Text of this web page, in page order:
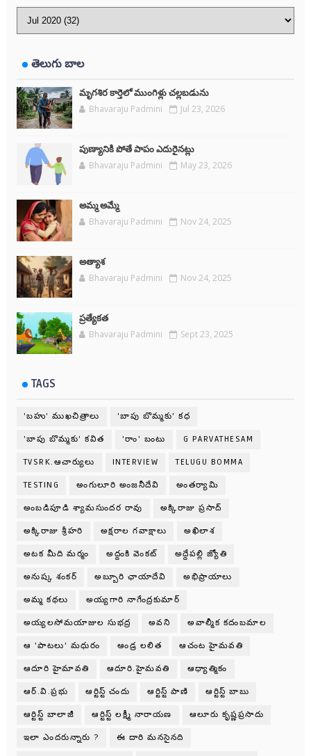
తెలుగు బాల
మృగశిర కార్తెలో ముంగిళ్లు చల్లబడును
Bhavaraju Padmini Jul 23, 2026
పుణ్యానికి పోతే పాపం ఎదురైనట్లు
Bhavaraju Padmini May 23, 2026
అమ్మ అమ్మే
Bhavaraju Padmini Nov 24, 2025
అత్యాశ
Bhavaraju Padmini Nov 24, 2025
ప్రత్యేకత
Bhavaraju Padmini Sept 23, 2025
TAGS
'బహు' ముఖచిత్రాలు 'బాపు బొమ్మకు' కధ
'బాపు బొమ్మకు' కవిత 'రాం' బంటు G PARVATHESAM
TVSRK.ఆచార్యులు INTERVIEW TELUGU BOMMA
TESTING అంగులూరి అంజనీదేవి అంతర్యామి
అంబడిపూడి శ్యామసుందర రావు అక్కిరాజు ప్రసాద్
అక్కిరాజు శ్రీహరి అక్షరాల గవాక్షాలు అఖిలాశ
అటక మీది మర్మం అద్దంకి వెంకట్ అద్దేపల్లి జ్యోతి
అనుష్క శంకర్ అబ్బూరి ఛాయాదేవి అభిప్రాయాలు
అమ్మ కథలు అయ్యగారి నాగేంద్రకుమార్
అయ్యలసోమయాజుల సుభద్ర అవని అవాల్మీక కదంబమాల
ఆ 'పాటలు' మధురం ఆండ్ర లలిత ఆచంట హైమవతి
ఆదూరి హైమావతి ఆదూరి.హైమవతి ఆధ్యాత్మికం
ఆర్.వి.ప్రభు ఆర్టిస్ట్ చందు ఆర్టిస్ట్ పాణి ఆర్టిస్ట్ బాబు
ఆర్టిస్ట్ బాలాజీ ఆర్టిస్ట్ లక్ష్మీ నారాయణ ఆలూరు కృష్ణప్రసాదు
ఇలా ఎందరున్నారు ? ఈ దారి మనసైనది